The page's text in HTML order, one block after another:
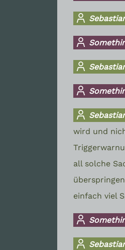
wird und
all solche
einfach viel